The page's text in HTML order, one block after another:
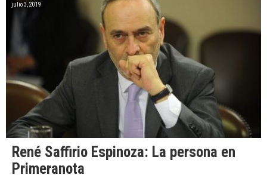
julio 3, 2019
René Saffirio Espinoza: La persona en
Primeranota